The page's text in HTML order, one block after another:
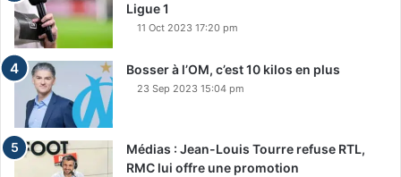
Ligue 1
11 Oct 2023 17:20 pm
Bosser à l’OM, c’est 10 kilos en plus
23 Sep 2023 15:04 pm
Médias : Jean-Louis Tourre refuse RTL,
RMC lui offre une promotion